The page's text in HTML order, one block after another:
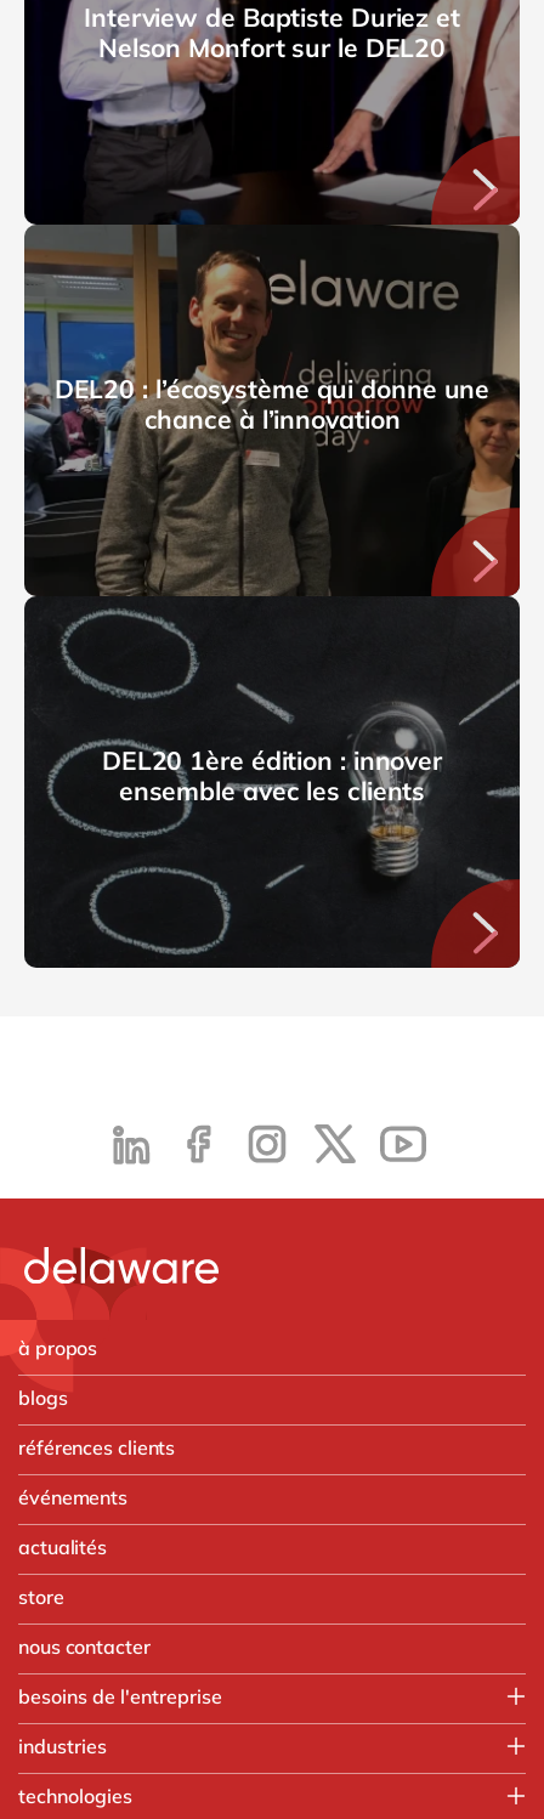
Interview de Baptiste Duriez et
Nelson Monfort sur le DEL20
DEL20 : l’écosystème qui donne une
chance à l’innovation
DEL20 1ère édition : innover
ensemble avec les clients
à propos
blogs
références clients
événements
actualités
store
nous contacter
besoins de l'entreprise
Opérations
industries
Automobile
technologies